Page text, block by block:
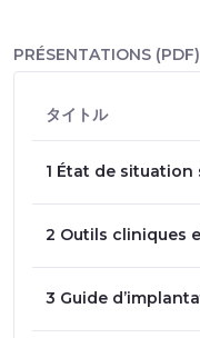
PRÉSENTATIONS (PDF)
タイトル